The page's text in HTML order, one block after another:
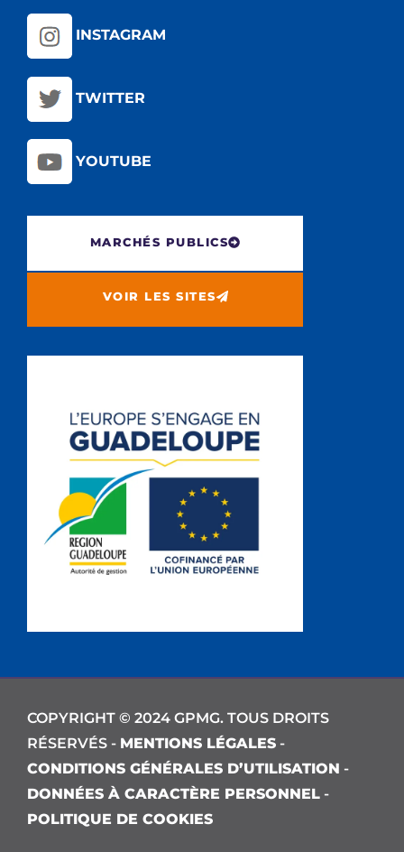
INSTAGRAM
TWITTER
YOUTUBE
MARCHÉS PUBLICS
VOIR LES SITES
COPYRIGHT © 2024 GPMG. TOUS DROITS
RÉSERVÉS - MENTIONS LÉGALES -
CONDITIONS GÉNÉRALES D’UTILISATION -
DONNÉES À CARACTÈRE PERSONNEL -
POLITIQUE DE COOKIES